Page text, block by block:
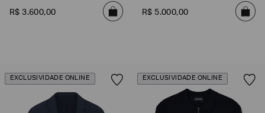
R$ 3.600,00 R$ 5.000,00
EXCLUSIVIDADE ONLINE EXCLUSIVIDADE ONLINE